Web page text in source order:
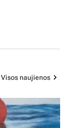
Visos naujienos